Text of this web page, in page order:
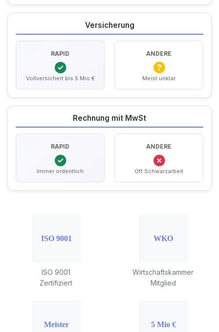
Versicherung
RAPID
Vollversichert bis 5 Mio €
ANDERE
Meist unklar
Rechnung mit MwSt
RAPID
Immer ordentlich
ANDERE
Oft Schwarzarbeit
ISO 9001
Zertifiziert
Wirtschaftskammer
Mitglied